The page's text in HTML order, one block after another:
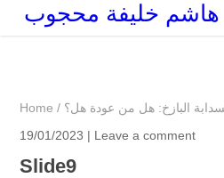
هاشم خليفة محجوب
Home / البازخ: هل من عودة هل؟
19/01/2023 | Leave a comment
Slide9